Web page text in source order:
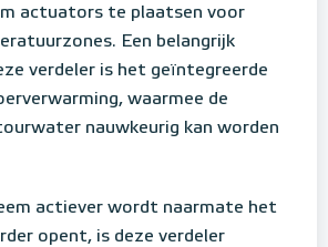
actuators te plaatsen voor
Een belangrijk
verdeler is het geïntegreerde
waarmee de
nauwkeurig kan worden
actiever wordt naarmate het
opent, is deze verdeler